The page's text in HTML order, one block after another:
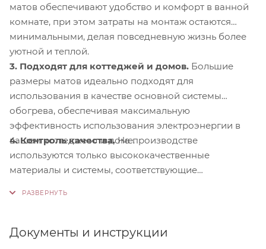
матов обеспечивают удобство и комфорт в ванной
комнате, при этом затраты на монтаж остаются
минимальными, делая повседневную жизнь более
уютной и теплой.
3. Подходят для коттеджей и домов. Большие
размеры матов идеально подходят для
использования в качестве основной системы
обогрева, обеспечивая максимальную
эффективность использования электроэнергии в
вашем коттедже или доме.
4. Контроль качества.На производстве
используются только высококачественные
материалы и системы, соответствующие
Документы и инструкции